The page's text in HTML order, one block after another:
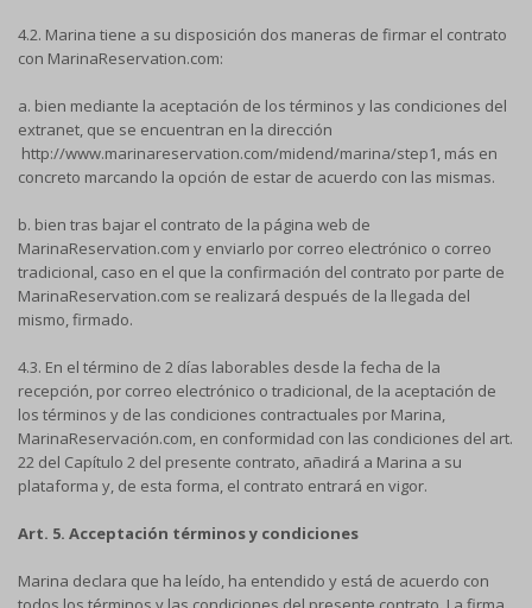
4.2. Marina tiene a su disposición dos maneras de firmar el contrato
con MarinaReservation.com:
a. bien mediante la aceptación de los términos y las condiciones del
extranet, que se encuentran en la dirección
http://www.marinareservation.com/midend/marina/step1, más en
concreto marcando la opción de estar de acuerdo con las mismas.
b. bien tras bajar el contrato de la página web de
MarinaReservation.com y enviarlo por correo electrónico o correo
tradicional, caso en el que la confirmación del contrato por parte de
MarinaReservation.com se realizará después de la llegada del
mismo, firmado.
4.3. En el término de 2 días laborables desde la fecha de la
recepción, por correo electrónico o tradicional, de la aceptación de
los términos y de las condiciones contractuales por Marina,
MarinaReservación.com, en conformidad con las condiciones del art.
22 del Capítulo 2 del presente contrato, añadirá a Marina a su
plataforma y, de esta forma, el contrato entrará en vigor.
Art. 5. Acceptación términos y condiciones
Marina declara que ha leído, ha entendido y está de acuerdo con